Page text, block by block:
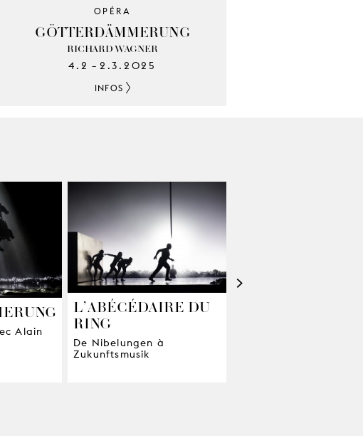
OPÉRA
GÖTTER­DÄMMERUNG
RICHARD WAGNER
4.2 – 2.3.2025
INFOS
>
Alain
L’ABÉCÉDAIRE DU
RING
De Nibelungen à
Zukunftsmusik